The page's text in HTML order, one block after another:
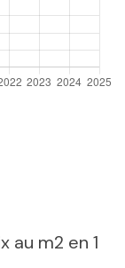
au m2 en 1